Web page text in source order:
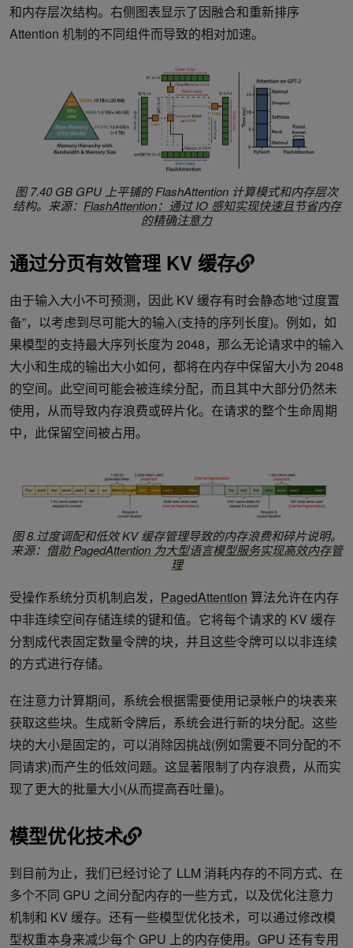
和内存层次结构。右侧图表显示了因融合和重新排序
Attention 机制的不同组件而导致的相对加速。
图 7.40 GB GPU 上平铺的 FlashAttention 计算模式和内存层次
结构。来源： FlashAttention：通过 IO 感知实现快速且节省内存
的精确注意力
通过分页有效管理 KV 缓存
由于输入大小不可预测，因此 KV 缓存有时会静态地“过度置
备”，以考虑到尽可能大的输入(支持的序列长度)。例如，如
果模型的支持最大序列长度为 2048，那么无论请求中的输入
大小和生成的输出大小如何，都将在内存中保留大小为 2048
的空间。此空间可能会被连续分配，而且其中大部分仍然未
使用，从而导致内存浪费或碎片化。在请求的整个生命周期
中，此保留空间被占用。
图 8.过度调配和低效 KV 缓存管理导致的内存浪费和碎片说明。
来源： 借助 PagedAttention 为大型语言模型服务实现高效内存管
理
受操作系统分页机制启发， PagedAttention 算法允许在内存
中非连续空间存储连续的键和值。它将每个请求的 KV 缓存
分割成代表固定数量令牌的块，并且这些令牌可以以非连续
的方式进行存储。
在注意力计算期间，系统会根据需要使用记录帐户的块表来
获取这些块。生成新令牌后，系统会进行新的块分配。这些
块的大小是固定的，可以消除因挑战(例如需要不同分配的不
同请求)而产生的低效问题。这显著限制了内存浪费，从而实
现了更大的批量大小(从而提高吞吐量)。
模型优化技术
到目前为止，我们已经讨论了 LLM 消耗内存的不同方式、在
多个不同 GPU 之间分配内存的一些方式，以及优化注意力
机制和 KV 缓存。还有一些模型优化技术，可以通过修改模
型权重本身来减少每个 GPU 上的内存使用。GPU 还有专用